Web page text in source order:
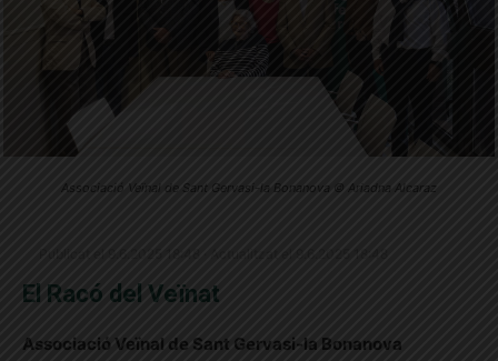
Associació Veïnal de Sant Gervasi-la Bonanova © Ariadna Alcaraz
El Racó del Veïnat
Associació Veïnal de Sant Gervasi-la Bonanova